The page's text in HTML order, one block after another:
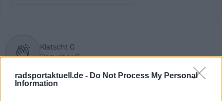
radsportaktuell.de - Do Not Process My Personal
Information
Klatscht 0
Besucher 0
Vorheriger Artikel
UMFRAGE | Ist Tadej
Nächster Artikel